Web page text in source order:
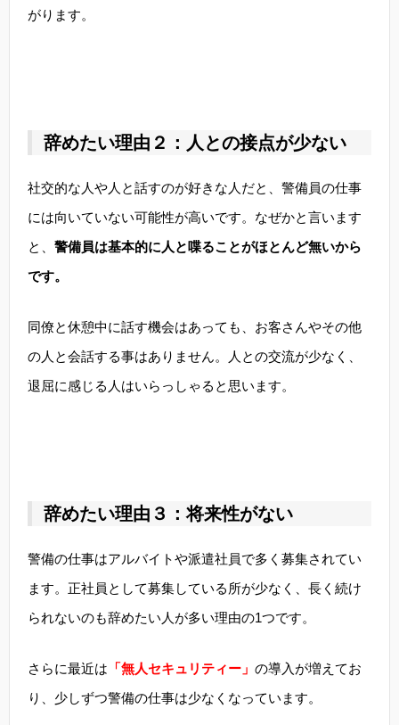
がります。
辞めたい理由２：人との接点が少ない
社交的な人や人と話すのが好きな人だと、警備員の仕事
には向いていない可能性が高いです。なぜかと言います
と、 警備員は基本的に人と喋ることがほとんど無いから
です。
同僚と休憩中に話す機会はあっても、お客さんやその他
の人と会話する事はありません。人との交流が少なく、
退屈に感じる人はいらっしゃると思います。
辞めたい理由３：将来性がない
警備の仕事はアルバイトや派遣社員で多く募集されてい
ます。正社員として募集している所が少なく、長く続け
られないのも辞めたい人が多い理由の1つです。
さらに最近は 「無人セキュリティー」 の導入が増えてお
り、少しずつ警備の仕事は少なくなっています。